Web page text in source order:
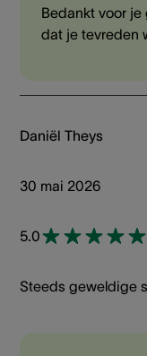
Bedankt voor
dat je tevreden
Daniël Theys
30 mai 2026
5.0
Steeds geweldige